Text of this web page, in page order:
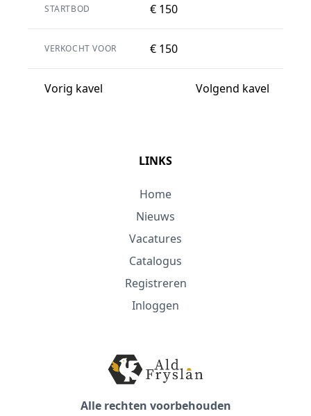
STARTBOD € 150
VERKOCHT VOOR € 150
Vorig kavel Volgend kavel
LINKS
Home
Nieuws
Vacatures
Catalogus
Registreren
Inloggen
Alle rechten voorbehouden